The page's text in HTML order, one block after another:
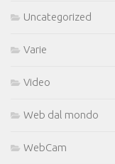
Uncategorized
Varie
Video
Web dal mondo
WebCam